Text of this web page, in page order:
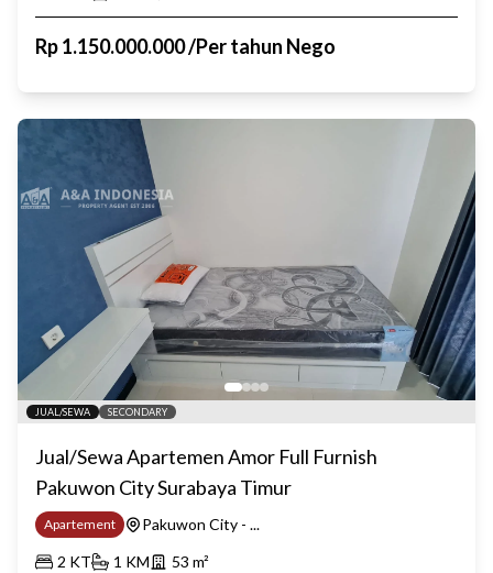
Rp1.150.000.000/Per tahun Nego
JUAL/SEWA SECONDARY
Jual/Sewa Apartemen Amor Full Furnish
Pakuwon City Surabaya Timur
Apartement
Pakuwon City - ...
2 KT 1 KM 53 m²